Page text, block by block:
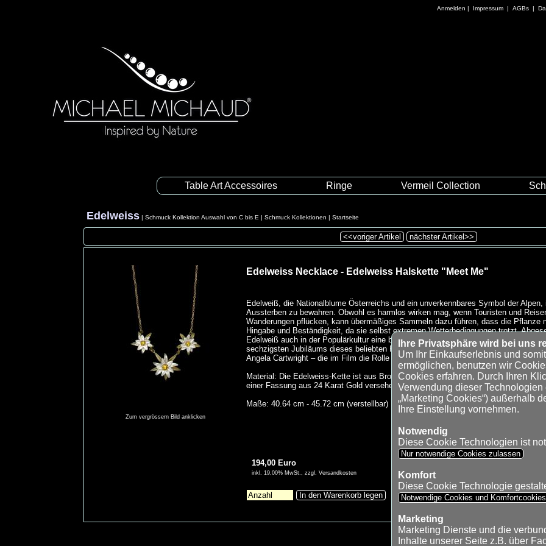
Ihre Privatsphäre wird bei uns
Um Ihr Einkaufserlebnis und
ermöglichen, benutzen wir
Cookies erfahren. Durch Ihren
Verwendung dieser
„Marketing Cookies“) außerhalb
Ihre Einstellung vornehmen.
Notwendig
Diese Cookie Technologien ist
Nur notwendige Cookies zulassen
Komfort
Diese Cookie Technologie
Notwendige Cookies und
Marketing
Marketing Dienste und die
Inhalte unserer Seite z.B. über
Anmelden | Impressum | AGBs |
Table Art Accessoires Ringe Vermeil Collection
Edelweiss |Schmuck Kollektion Auswahl von C bis E |Schmuck Kollektionen |Startseite
<<voriger Artikel nächster Artikel>>
Zum vergrössern Bild anklicken
Edelweiss Necklace - Edelweiss Halskette "Meet Me"
Edelweiß, die Nationalblume Österreichs und ein unverkennbares Symbol der
Aussterben zu bewahren. Obwohl es harmlos wirken mag, wenn Touristen und
Wanderungen pflücken, kann übermäßiges Sammeln dazu führen, dass die
Hingabe und Beständigkeit, da sie selbst extremen Wetterbedingungen trotzt.
Edelweiß auch in der Populärkultur eine bedeutende Rolle, vor allem durch den
sechzigsten Jubiläums dieses beliebten Films empfindet Michael es als eine
Angela Cartwright – die im Film die Rolle der Brigitta von Trapp spielte – an dieser
Material: Die Edelweiss-Kette ist aus Bronze gegossen, mit 22 Karat Weißgold-
einer Fassung aus 24 Karat Gold versehen.
Maße: 40.64 cm - 45.72 cm (verstellbar)
194,00 Euro
inkl. 19,00% MwSt., zzgl. Versandkosten
In den Warenkorb legen
Alle Marken-, Produkt- und